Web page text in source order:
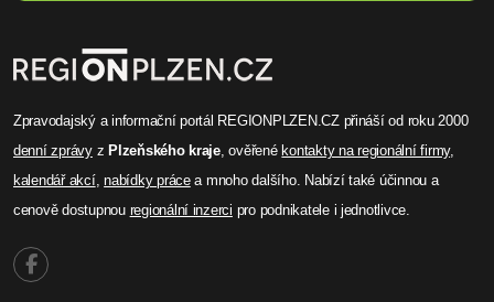
Zpravodajský a informační portál REGIONPLZEN.CZ přináší od roku 2000
denní zprávyz Plzeňského kraje, ověřené kontakty na regionální firmy,
kalendář akcí,nabídky prácea mnoho dalšího. Nabízí také účinnou a
cenově dostupnou regionální inzerci pro podnikatele i jednotlivce.